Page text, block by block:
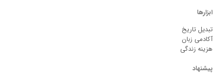
ابزارها
تبدیل تاریخ
آکادمی زبان
هزینه زندگی
پیشنهاد